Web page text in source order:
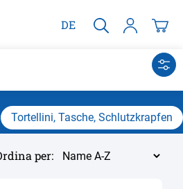
DE
Tortellini, Tasche, Schlutzkrapfen
per: